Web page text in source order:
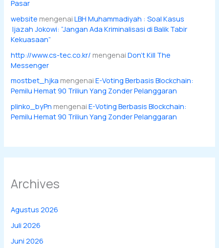
Pasar
website mengenaiLBH Muhammadiyah : Soal Kasus
Ijazah Jokowi: “Jangan Ada Kriminalisasi di Balik Tabir
Kekuasaan”
http://www.cs-tec.co.kr/ mengenaiDon’t Kill The
Messenger
mostbet_hjka mengenaiE-Voting Berbasis Blockchain:
Pemilu Hemat 90 Triliun Yang Zonder Pelanggaran
plinko_byPn mengenaiE-Voting Berbasis Blockchain:
Pemilu Hemat 90 Triliun Yang Zonder Pelanggaran
Archives
Agustus 2026
Juli 2026
Juni 2026